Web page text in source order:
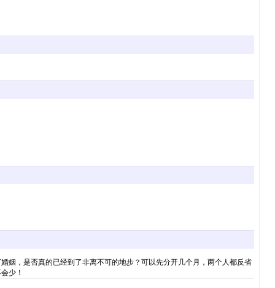
姻，是否真的已经到了非离不可的地步？可以先分开几个月，两个人都反省
少！